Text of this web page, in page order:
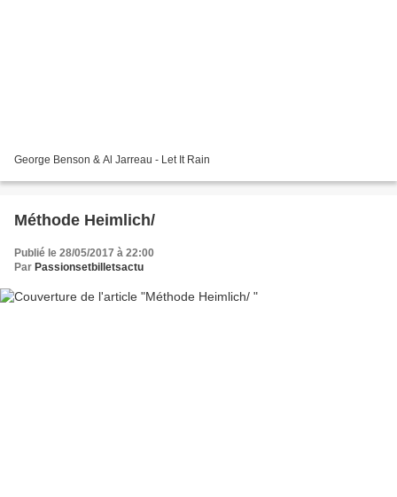
George Benson & Al Jarreau - Let It Rain
Méthode Heimlich/
Publié le 28/05/2017 à 22:00
Par Passionsetbilletsactu